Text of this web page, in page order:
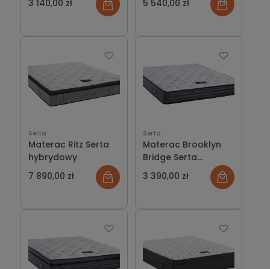
3 140,00 zł 5 540,00 zł
Serta
Materac Ritz Serta
hybrydowy
7 890,00 zł
Serta
Materac Brooklyn
Bridge Serta
kieszeniowy
3 390,00 zł